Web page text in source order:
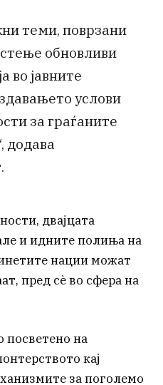
теми, поврзани
обновливи
во јавните
услови
за граѓаните
додава
двајцата
и идните полиња на
нации можат
пред сè во сфера на
посветено на
кај
за поголемо